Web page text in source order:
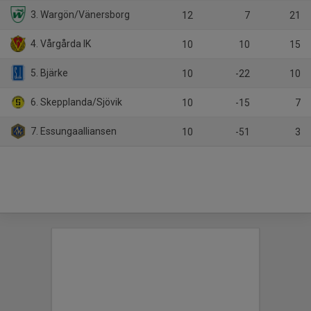
3. Wargön/Vänersborg 12 7 21
4. Vårgårda IK 10 10 15
5. Bjärke 10 -22 10
6. Skepplanda/Sjövik 10 -15 7
7. Essungaalliansen 10 -51 3